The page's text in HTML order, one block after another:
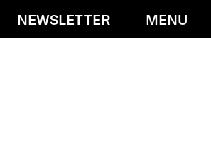
SucheNEWSLETTER MENU